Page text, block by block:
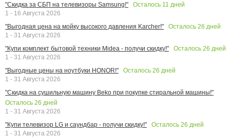
"Скидка за СБП на телевизоры Samsung!"
Осталось 11 дней
1 - 16 Августа 2026
"Выгодная цена на мойку высокого давления Karcher!"
Осталось 26 дней
1 - 31 Августа 2026
"Купи комплект бытовой техники Midea - получи скидку!"
Осталось 26 дней
1 - 31 Августа 2026
"Выгодные цены на ноутбуки HONOR!"
Осталось 26 дней
1 - 31 Августа 2026
"Скидка на сушильную машину Beko при покупке стиральной машины!"
Осталось 26 дней
1 - 31 Августа 2026
"Купи телевизор LG и саундбар - получи скидку!"
Осталось 26 дней
1 - 31 Августа 2026